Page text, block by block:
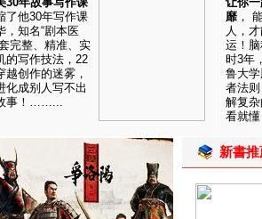
了他30年写作课
，知名“剧本医
完整、精准、实
的写作技法，22
越创作的迷雾，
化成别人写不出
事！……...
靡 ，
人，
运！
时3年
鲁大
者法
解复
看就
新書推